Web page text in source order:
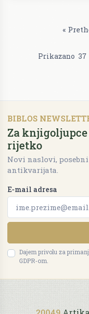
«
Prikazano 37
BIBLOS
Za
rijetko
Novi naslovi,
antikvarijata.
E-mail adresa
Dajem privolu za
GDPR-om.